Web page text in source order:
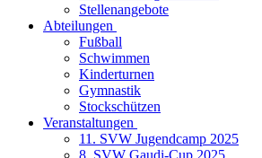
Stellenangebote
Abteilungen
Fußball
Schwimmen
Kinderturnen
Gymnastik
Stockschützen
Veranstaltungen
11. SVW Jugendcamp 2025
8. SVW Gaudi-Cup 2025